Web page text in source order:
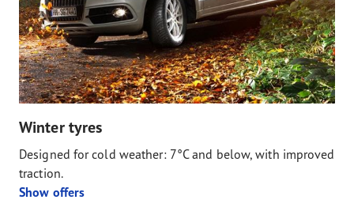
Winter tyres
Designed for cold weather: 7°C and below, with improved
traction.
Show offers